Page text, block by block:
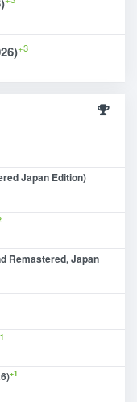
+3
Japan Edition)
Remastered, Japan
+1